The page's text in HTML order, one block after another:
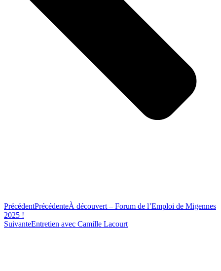
PrécédentPrécédenteÀ découvert – Forum de l’Emploi de Migennes
2025 !
SuivanteEntretien avec Camille Lacourt